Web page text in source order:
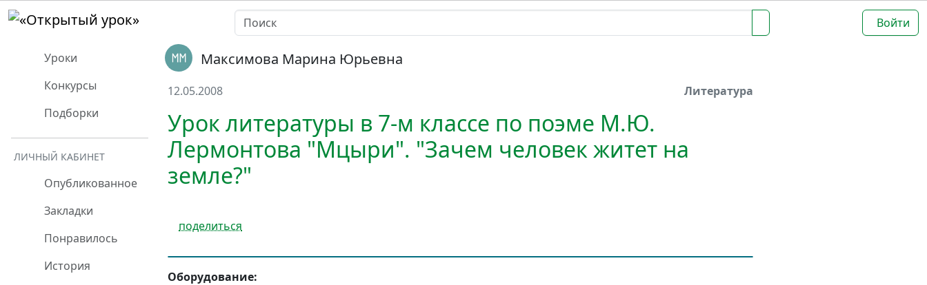
Войти
Уроки
Конкурсы
Подборки
ЛИЧНЫЙ КАБИНЕТ
Опубликованное
Закладки
Понравилось
История
Максимова Марина Юрьевна
12.05.2008 Литература
Урок литературы в 7-м классе по поэме М.Ю.
Лермонтова "Мцыри". "Зачем человек житет на
земле?"
поделиться
Оборудование: